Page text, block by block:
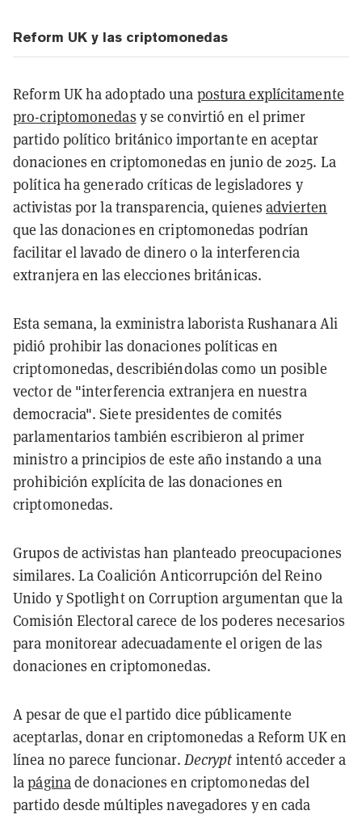
Reform UK y las criptomonedas
Reform UK ha adoptado una postura explícitamente
pro-criptomonedas y se convirtió en el primer
partido político británico importante en aceptar
donaciones en criptomonedas en junio de 2025. La
política ha generado críticas de legisladores y
activistas por la transparencia, quienesadvierten
que las donaciones en criptomonedas podrían
facilitar el lavado de dinero o la interferencia
extranjera en las elecciones británicas.
Esta semana, la exministra laborista Rushanara Ali
pidió prohibir las donaciones políticas en
criptomonedas, describiéndolas como un posible
vector de "interferencia extranjera en nuestra
democracia". Siete presidentes de comités
parlamentarios también escribieron al primer
ministro a principios de este año instando a una
prohibición explícita de las donaciones en
criptomonedas.
Grupos de activistas han planteado preocupaciones
similares. La Coalición Anticorrupción del Reino
Unido y Spotlight on Corruption argumentan que la
Comisión Electoral carece de los poderes necesarios
para monitorear adecuadamente el origen de las
donaciones en criptomonedas.
A pesar de que el partido dice públicamente
aceptarlas, donar en criptomonedas a Reform UK en
línea no parece funcionar. Decrypt intentó acceder a
lapáginade donaciones en criptomonedas del
partido desde múltiples navegadores y en cada